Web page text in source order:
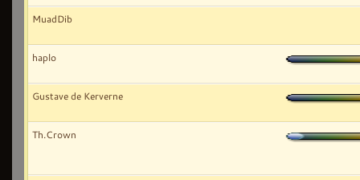
MuadDib
haplo
Gustave de Kerverne
Th.Crown